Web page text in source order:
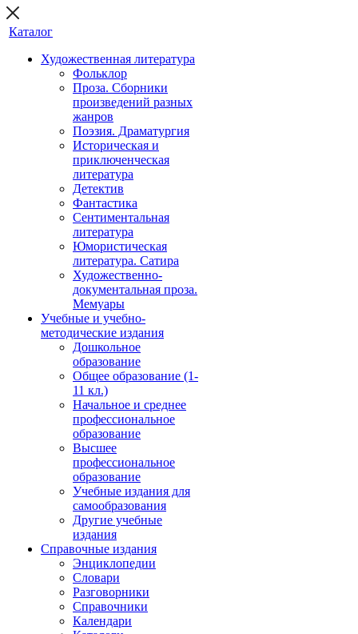
Каталог
Художественная литература
Фольклор
Проза. Сборники
произведений разных
жанров
Поэзия. Драматургия
Историческая и
приключенческая
литература
Детектив
Фантастика
Сентиментальная
литература
Юмористическая
литература. Сатира
Художественно-
документальная проза.
Мемуары
Учебные и учебно-
методические издания
Дошкольное
образование
Общее образование (1-
11 кл.)
Начальное и среднее
профессиональное
образование
Высшее
профессиональное
образование
Учебные издания для
самообразования
Другие учебные
издания
Справочные издания
Энциклопедии
Словари
Разговорники
Справочники
Календари